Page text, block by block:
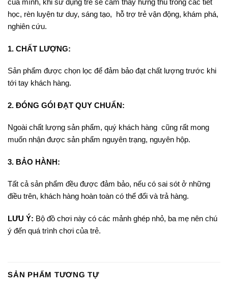
của mình, khi sử dụng trẻ sẽ cảm thấy hứng thú trong các tiết
học, rèn luyện tư duy, sáng tạo, hỗ trợ trẻ vận động, khám phá,
nghiên cứu.
1. CHẤT LƯỢNG:
Sản phẩm được chọn lọc để đảm bảo đạt chất lượng trước khi
tới tay khách hàng.
2. ĐÓNG GÓI ĐẠT QUY CHUẨN:
Ngoài chất lượng sản phẩm, quý khách hàng cũng rất mong
muốn nhận được sản phẩm nguyên trạng, nguyên hộp.
3. BẢO HÀNH:
Tất cả sản phẩm đều được đảm bảo, nếu có sai sót ở những
điều trên, khách hàng hoàn toàn có thể đổi và trả hàng.
LƯU Ý: Bộ đồ chơi này có các mảnh ghép nhỏ, ba mẹ nên chú
ý đến quá trình chơi của trẻ.
SẢN PHẨM TƯƠNG TỰ